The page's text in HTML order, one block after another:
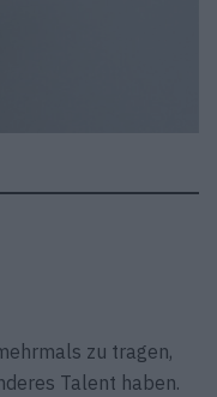
zu tragen,
Talent haben.